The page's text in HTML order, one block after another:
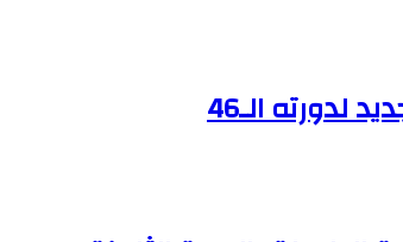
الـ46